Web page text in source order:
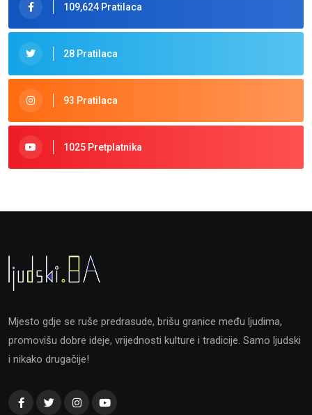
109,624 Pratilaca
28 Pratilaca
93 Pratilaca
1025 Pretplatnika
Mjesto gdje se ruše predrasude, brišu granice među ljudima,
promovišu dobre ideje, vrijednosti kulture i tradicije. Samo ljudski
i nikako drugačije!